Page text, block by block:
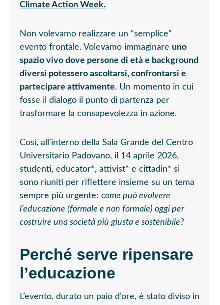
Climate Action Week.
Non volevamo realizzare un “semplice”
evento frontale. Volevamo immaginare uno
spazio vivo dove persone di età e background
diversi potessero ascoltarsi, confrontarsi e
partecipare attivamente. Un momento in cui
fosse il dialogo il punto di partenza per
trasformare la consapevolezza in azione.
Così, all’interno della Sala Grande del Centro
Universitario Padovano, il 14 aprile 2026,
studenti, educator*, attivist* e cittadin* si
sono riuniti per riflettere insieme su un tema
sempre più urgente: come può evolvere
l’educazione (formale e non formale) oggi per
costruire una società più giusta e sostenibile?
Perché serve ripensare
l’educazione
L’evento, durato un paio d’ore, è stato diviso in